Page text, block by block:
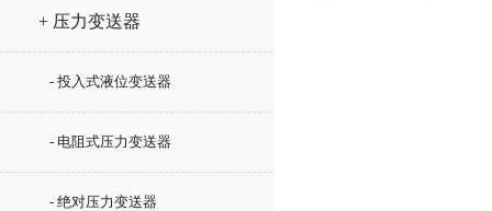
+ 压力变送器
- 投入式液位变送器
- 电阻式压力变送器
- 绝对压力变送器